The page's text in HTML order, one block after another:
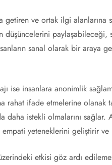
getiren ve ortak ilgi alanlarına
düşüncelerini paylaşabileceği,
sanal olarak bir araya
ise insanlara anonimlik
rahat ifade etmelerine olanak
daha istekli olmalarını sağlar.
empati yeteneklerini geliştirir ve
etkisi göz ardı